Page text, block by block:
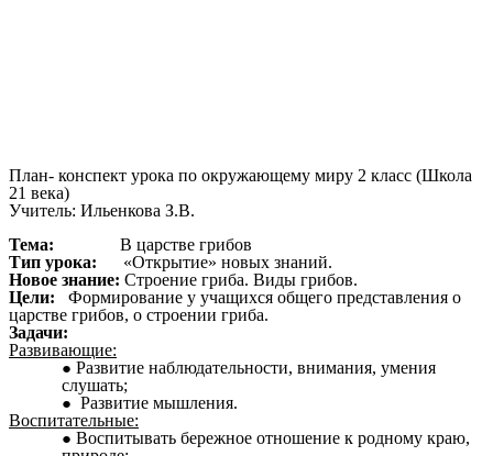
План- конспект урока по окружающему миру 2 класс (Школа
21 века)
Учитель: Ильенкова З.В.
Тема: В царстве грибов
Тип урока: «Открытие» новых знаний.
Новое знание: Строение гриба. Виды грибов.
Цели: Формирование у учащихся общего представления о
царстве грибов, о строении гриба.
Задачи:
Развивающие:
Развитие наблюдательности, внимания, умения
слушать;
Развитие мышления.
Воспитательные:
Воспитывать бережное отношение к родному краю,